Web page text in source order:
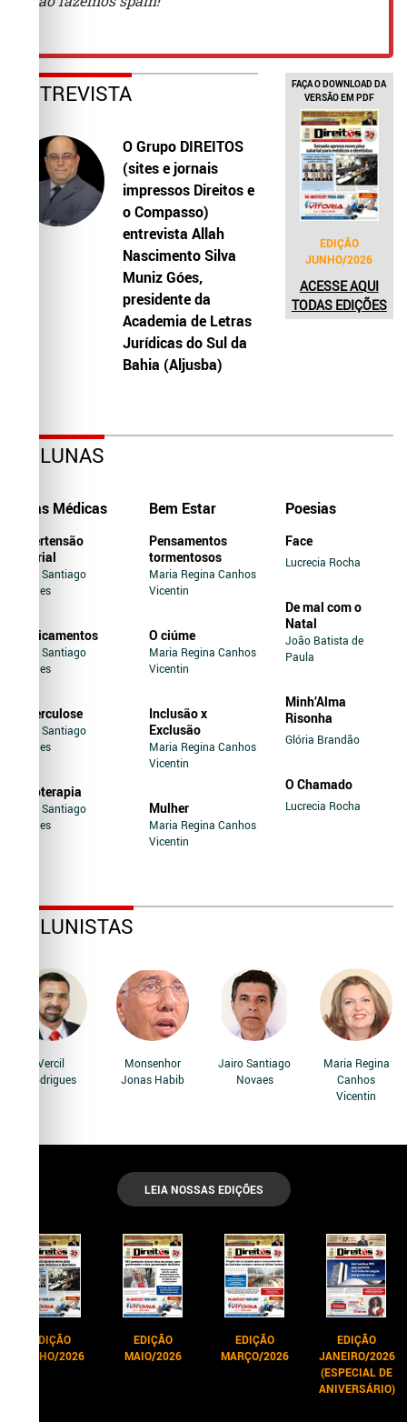
ENTREVISTA
O Grupo DIREITOS
(sites e jornais
impressos Direitos e
o Compasso)
entrevista Allah
Nascimento Silva
Muniz Góes,
presidente da
Academia de Letras
Jurídicas do Sul da
Bahia (Aljusba)
FAÇA O DOWNLOAD DA
VERSÃO EM PDF
EDIÇÃO
JUNHO/2026
ACESSE AQUI
TODAS EDIÇÕES
COLUNAS
Dicas Médicas
Hipertensão
Arterial
Jairo Santiago
Novaes
Medicamentos
Jairo Santiago
Novaes
Tuberculose
Jairo Santiago
Novaes
Soroterapia
Jairo Santiago
Novaes
Bem Estar
Pensamentos
tormentosos
Maria Regina Canhos
Vicentin
O ciúme
Maria Regina Canhos
Vicentin
Inclusão x
Exclusão
Maria Regina Canhos
Vicentin
Mulher
Maria Regina Canhos
Vicentin
Poesias
Face
Lucrecia Rocha
De mal com o
Natal
João Batista de
Paula
Minh’Alma
Risonha
Glória Brandão
O Chamado
Lucrecia Rocha
COLUNISTAS
Vercil
Rodrigues
Monsenhor
Jonas Habib
Jairo Santiago
Novaes
Maria Regina
Canhos
Vicentin
LEIA NOSSAS EDIÇÕES
EDIÇÃO
JUNHO/2026
EDIÇÃO
MAIO/2026
EDIÇÃO
MARÇO/2026
EDIÇÃO
JANEIRO/2026
(ESPECIAL DE
ANIVERSÁRIO)